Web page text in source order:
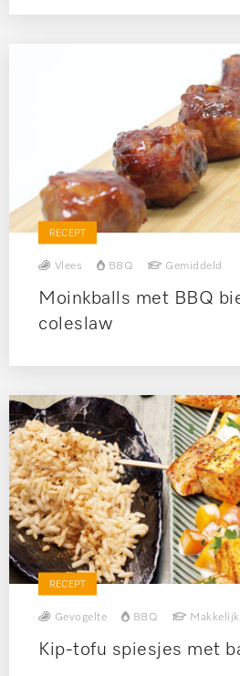
RECEPT
Vlees BBQ Gemiddeld
Moinkballs met BBQ
coleslaw
RECEPT
Gevogelte BBQ Makkelijk
Kip-tofu spiesjes met